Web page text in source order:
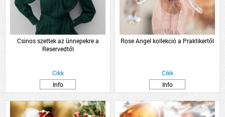
Csinos szettek az ünnepekre a
Reservedtől
Cikk
Info
Rose Angel kollekció a Praktikertől
Cikk
Info